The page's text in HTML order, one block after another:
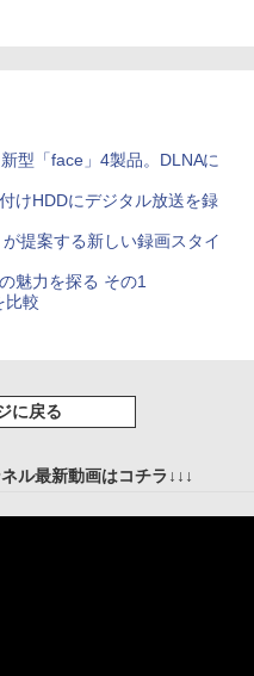
型「face」4製品。DLNAに
けHDDにデジタル放送を録
提案する新しい録画スタイ
魅力を探る その1
比較
に戻る
ル最新動画はコチラ↓↓↓